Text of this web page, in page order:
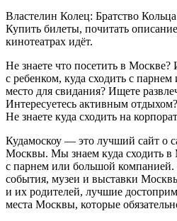
Властелин Колец: Братство
Купить билеты, почитать
кинотеатрах идёт.
Не знаете что посетить в Москве?
с ребенком, куда сходить с
место для свидания? Ищете
Интересуетесь активным
Не знаете куда сходить на
Кудамоскоу — это лучший сайт о
Москвы. Мы знаем куда сходить в
с парнем или большой
события, музеи и выставки
и их родителей, лучшие
места Москвы, которые